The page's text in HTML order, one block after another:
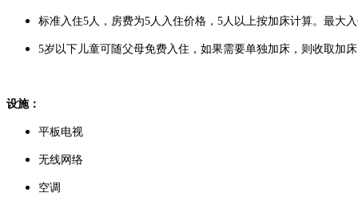
标准入住5人，房费为5人入住价格，5人以上按加床计算。最大
5岁以下儿童可随父母免费入住，如果需要单独加床，则收取加
设施：
平板电视
无线网络
空调